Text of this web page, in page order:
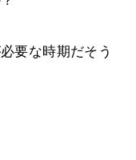
要な時期だそう